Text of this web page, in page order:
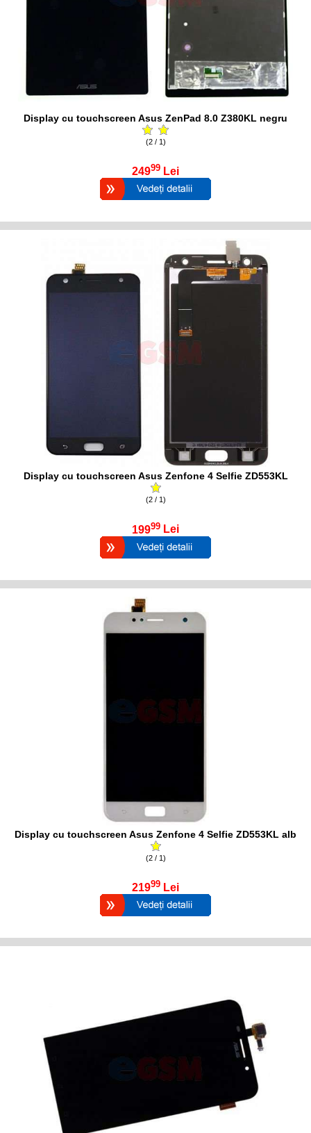
Display cu touchscreen Asus ZenPad 8.0 Z380KL negru
(2 / 1)
24999 Lei
Display cu touchscreen Asus Zenfone 4 Selfie ZD553KL
(2 / 1)
19999 Lei
Display cu touchscreen Asus Zenfone 4 Selfie ZD553KL alb
(2 / 1)
21999 Lei